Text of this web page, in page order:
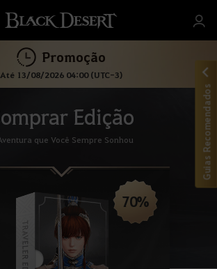
Promoção
Até 13/08/2026 04:00 (UTC-3)
Edição
que Você Sempre Sonhou
70%
Guias Recomendados